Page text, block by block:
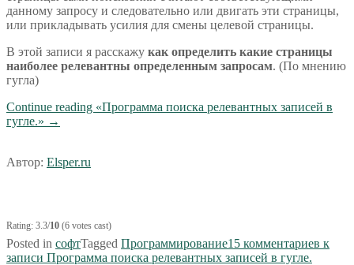
данному запросу и следовательно или двигать эти страницы,
или прикладывать усилия для смены целевой страницы.
В этой записи я расскажу как определить какие страницы
наиболее релевантны определенным запросам. (По мнению
гугла)
Continue reading «Программа поиска релевантных записей в
гугле.» →
Автор: Elsper.ru
Rating: 3.3/10 (6 votes cast)
Posted in софтTagged Программирование15 комментариев к
записи Программа поиска релевантных записей в гугле.